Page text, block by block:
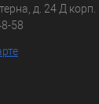
д. 24 Д
58